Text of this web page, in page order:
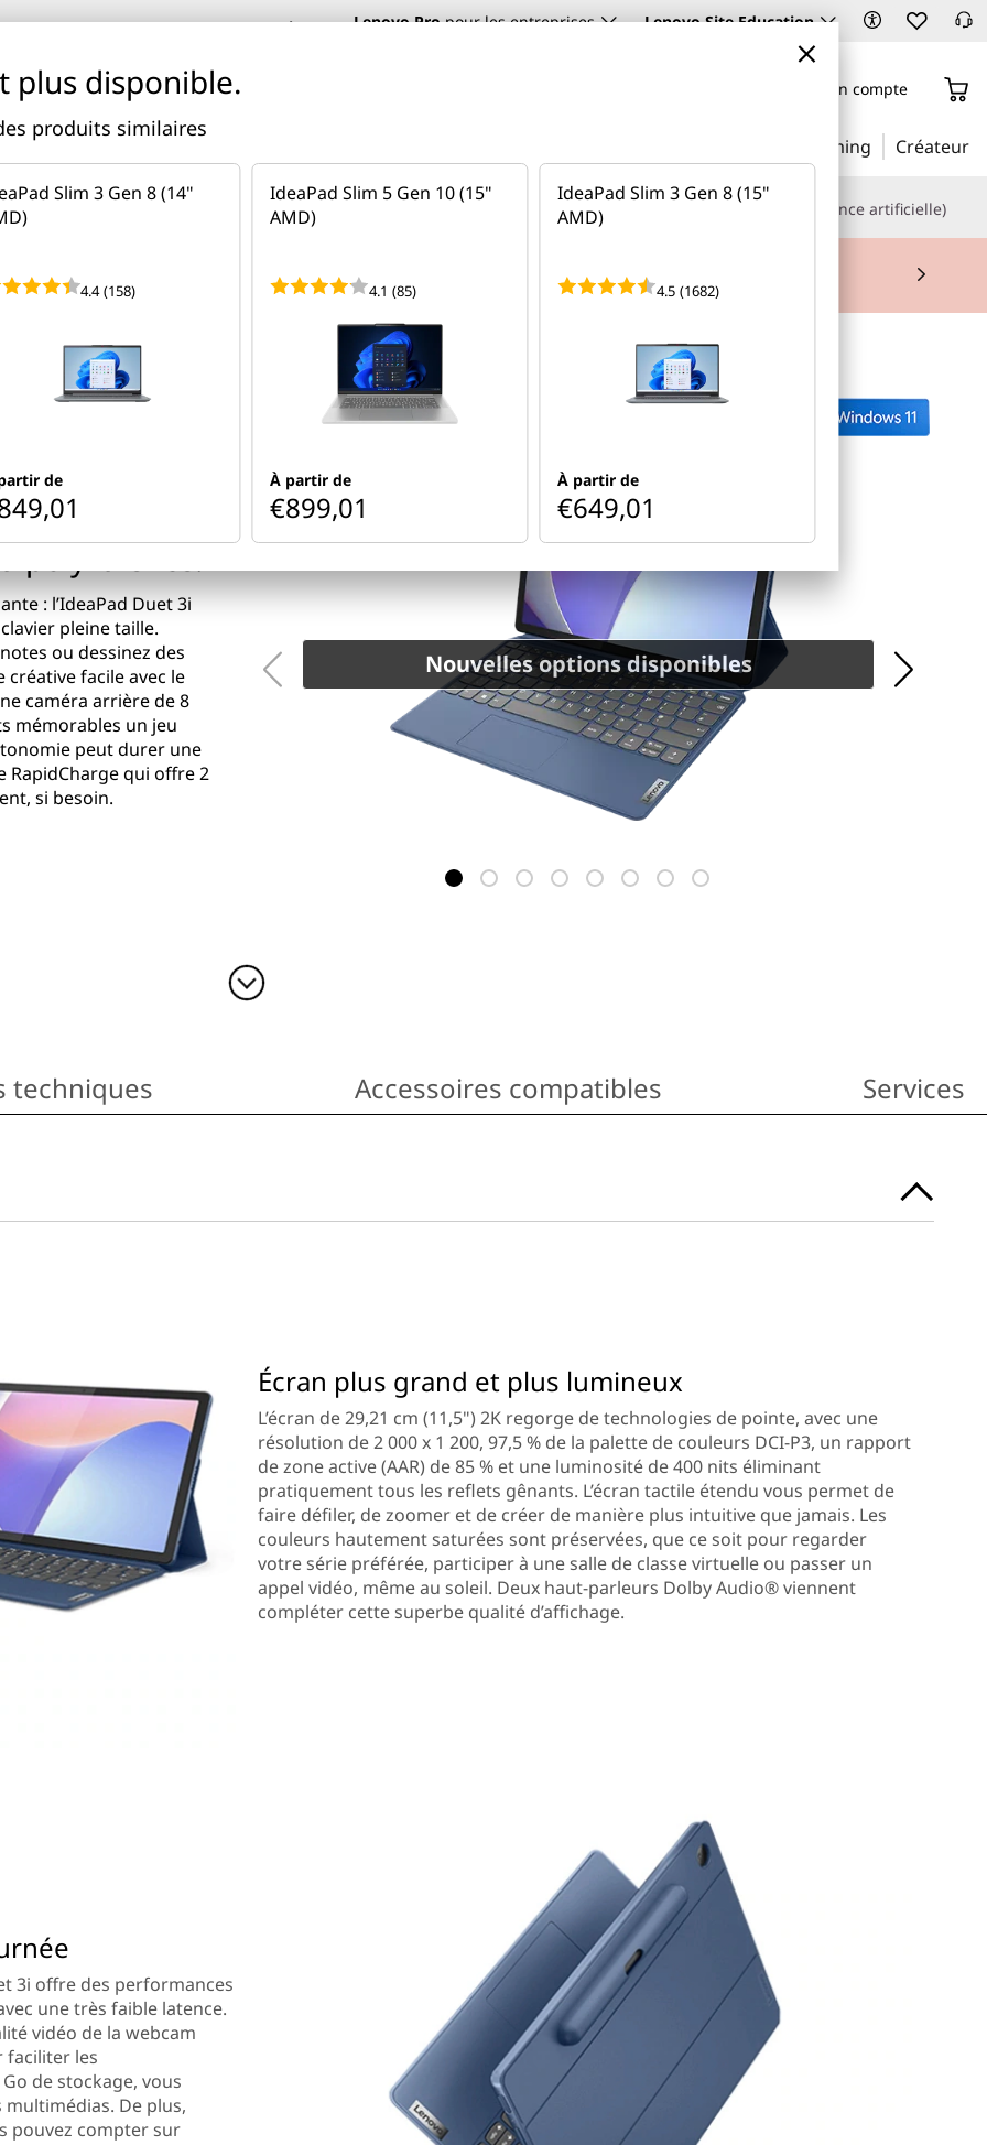
Français Lenovo Propour les entreprises Lenovo Site Education
Connectez-vous/Créez un compte
de Lenovo Gaming Créateur
Tablettes Accessoires Smartphones Serveurs et stockage IA (Intelligence artificielle)
légers | Libérez leur puissance partout. Commandez maintenant
plus disponible.
produits similaires
Slim 3 Gen 8 (14"
4.4 (158)
de
IdeaPad Slim 5 Gen 10 (15"
AMD)
4.1 (85)
À partir de
€899,01
IdeaPad Slim 3 Gen 8 (15"
AMD)
4.5 (1682)
À partir de
€649,01
IdeaPad Duet 3i Gen 8 (11" Intel)
: l’IdeaPad Duet 3i
pleine taille.
ou dessinez des
facile avec le
caméra arrière de 8
mémorables un jeu
peut durer une
RapidCharge qui offre 2
si besoin.
Nouvelles options disponibles
techniques Accessoires compatibles Services
Écran plus grand et plus lumineux
L’écran de 29,21 cm (11,5") 2K regorge de technologies de pointe, avec une
résolution de 2 000 x 1 200, 97,5 % de la palette de couleurs DCI-P3, un rapport
de zone active (AAR) de 85 % et une luminosité de 400 nits éliminant
pratiquement tous les reflets gênants. L’écran tactile étendu vous permet de
faire défiler, de zoomer et de créer de manière plus intuitive que jamais. Les
couleurs hautement saturées sont préservées, que ce soit pour regarder
votre série préférée, participer à une salle de classe virtuelle ou passer un
appel vidéo, même au soleil. Deux haut-parleurs Dolby Audio® viennent
compléter cette superbe qualité d’affichage.
3i offre des performances
une très faible latence.
vidéo de la webcam
faciliter les
de stockage, vous
De plus,
pouvez compter sur